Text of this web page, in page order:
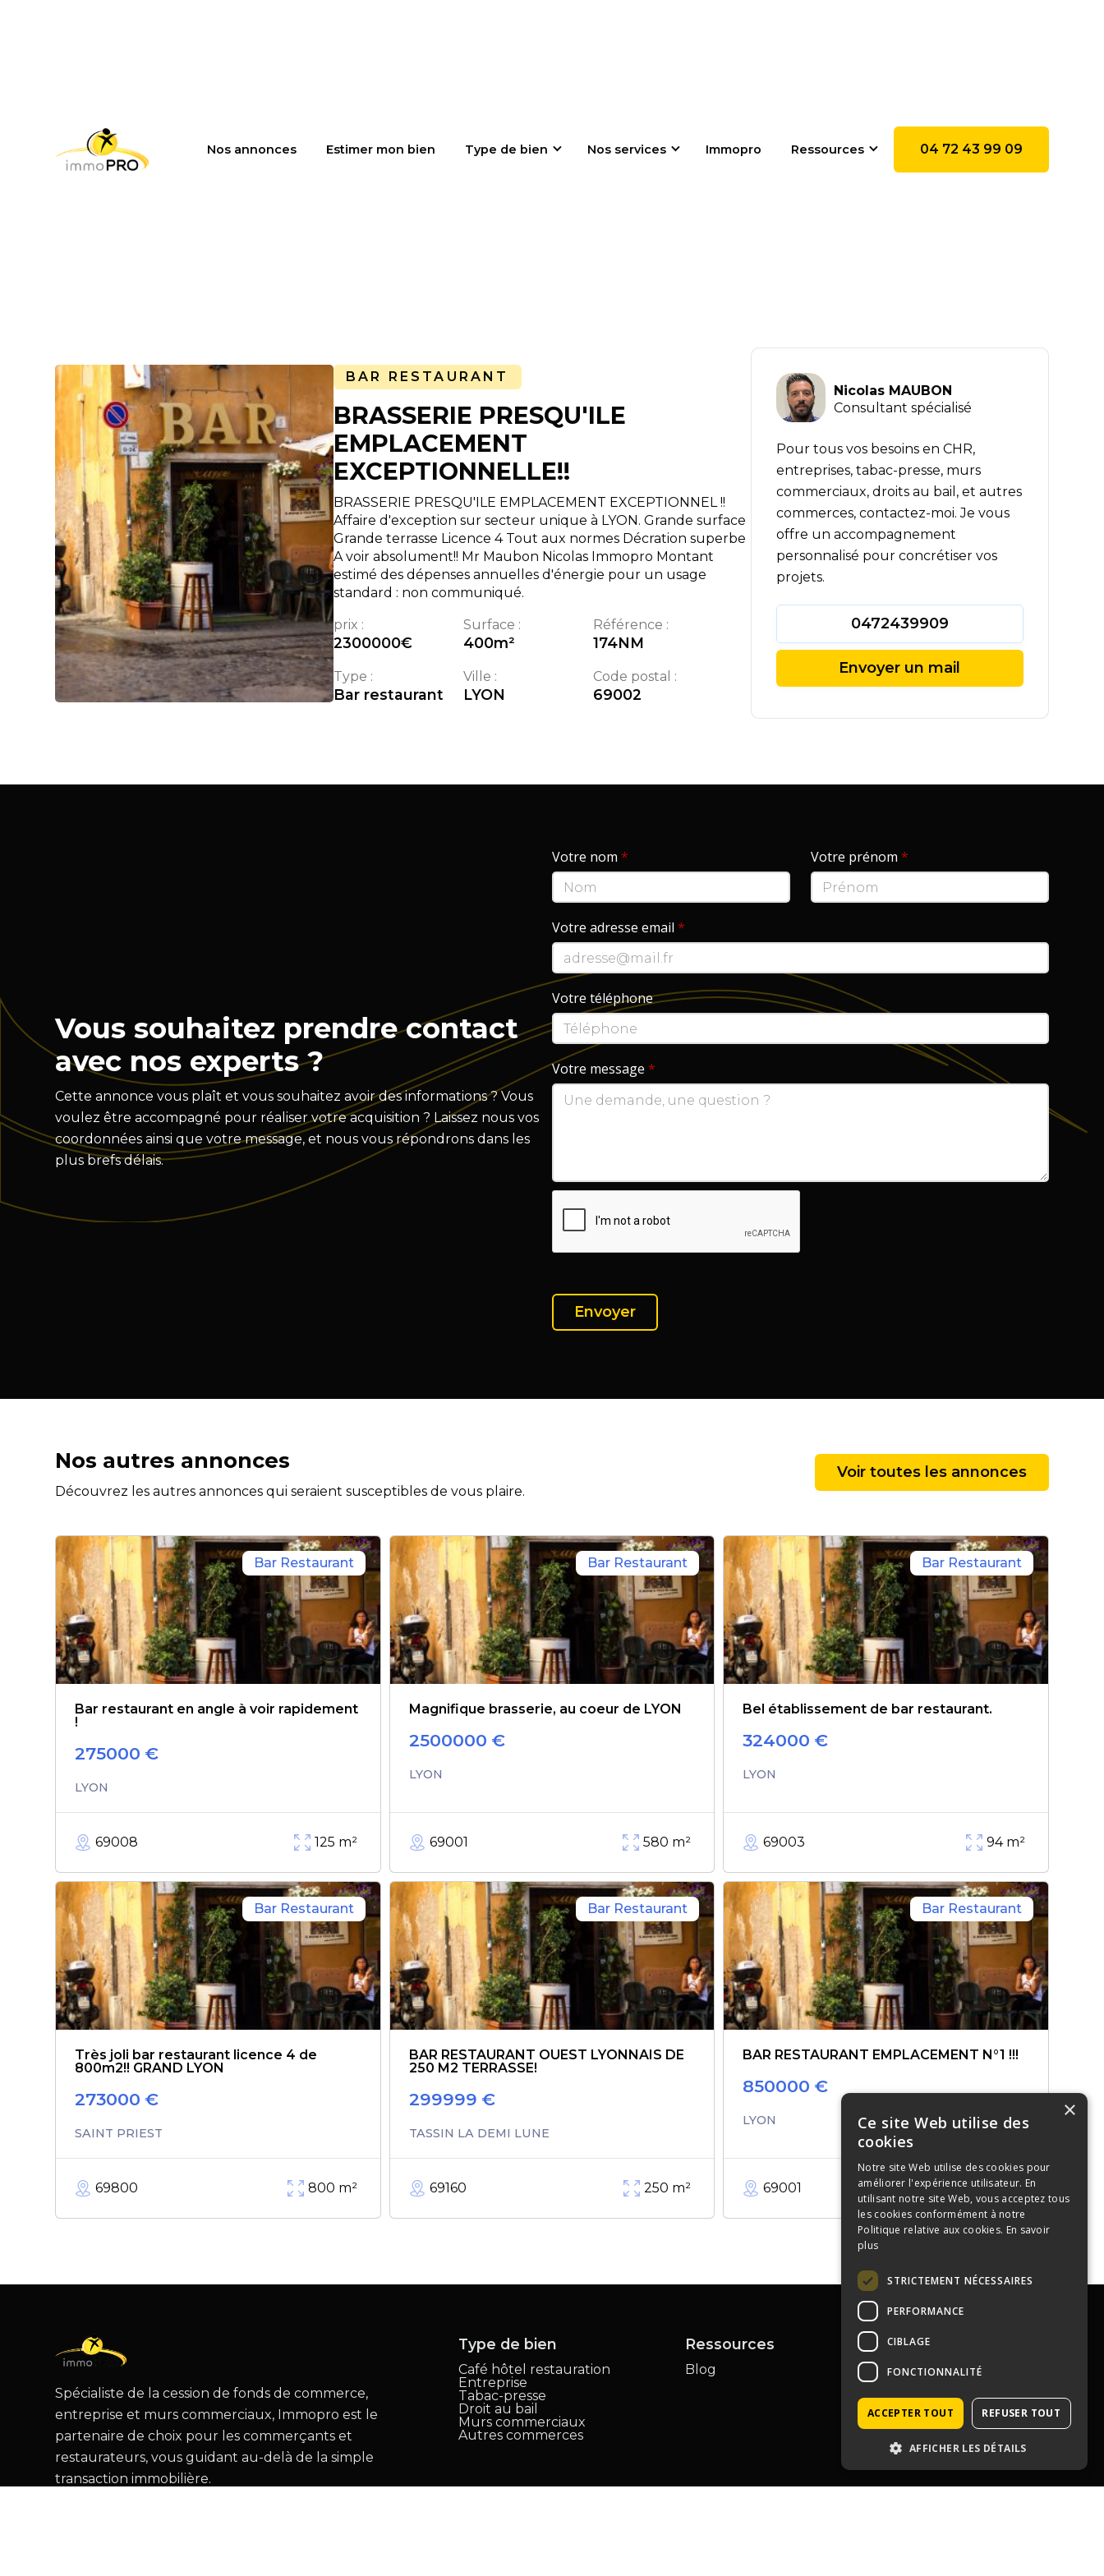
Nos annonces Estimer mon bien Type de bien Nos services Immopro Ressources 04 72 43 99 09
BAR RESTAURANT
BRASSERIE PRESQU'ILE
EMPLACEMENT
EXCEPTIONNELLE!!
BRASSERIE PRESQU'ILE EMPLACEMENT EXCEPTIONNEL !!
Affaire d'exception sur secteur unique à LYON. Grande surface
Grande terrasse Licence 4 Tout aux normes Décration superbe
A voir absolument!! Mr Maubon Nicolas Immopro Montant
estimé des dépenses annuelles d'énergie pour un usage
standard : non communiqué.
prix :
2300000€
Surface :
400m²
Référence :
174NM
Type :
Bar restaurant
Ville :
LYON
Code postal :
69002
Nicolas MAUBON
Consultant spécialisé
Pour tous vos besoins en CHR,
entreprises, tabac-presse, murs
commerciaux, droits au bail, et autres
commerces, contactez-moi. Je vous
offre un accompagnement
personnalisé pour concrétiser vos
projets.
0472439909
Envoyer un mail
Vous souhaitez prendre contact
avec nos experts ?
Cette annonce vous plaît et vous souhaitez avoir des informations ? Vous
voulez être accompagné pour réaliser votre acquisition ? Laissez nous vos
coordonnées ainsi que votre message, et nous vous répondrons dans les
plus brefs délais.
Votre nom * Votre prénom *
Votre adresse email *
Votre téléphone
Votre message *
Nos autres annonces
Découvrez les autres annonces qui seraient susceptibles de vous plaire.
Voir toutes les annonces
Bar Restaurant
Bar restaurant en angle à voir rapidement
!
275000 €
LYON
69008 125 m²
Bar Restaurant
Magnifique brasserie, au coeur de LYON
2500000 €
LYON
69001 580 m²
Bar Restaurant
Bel établissement de bar restaurant.
324000 €
LYON
69003 94 m²
Bar Restaurant
Très joli bar restaurant licence 4 de
800m2!! GRAND LYON
273000 €
SAINT PRIEST
69800 800 m²
Bar Restaurant
BAR RESTAURANT OUEST LYONNAIS DE
250 M2 TERRASSE!
299999 €
TASSIN LA DEMI LUNE
69160 250 m²
Bar Restaurant
BAR RESTAURANT EMPLACEMENT N°1 !!!
850000 €
LYON
69001 210 m²
Spécialiste de la cession de fonds de commerce,
entreprise et murs commerciaux, Immopro est le
partenaire de choix pour les commerçants et
restaurateurs, vous guidant au-delà de la simple
transaction immobilière.
Type de bien
Café hôtel restauration
Entreprise
Tabac-presse
Droit au bail
Murs commerciaux
Autres commerces
Ressources
Blog
Contactez-nous
04 72 43 99 09
contact@immoprolyon.fr
Contact
134 cours Lafayette 69003
Lyon
×
Ce site Web utilise des
cookies
Notre site Web utilise des cookies pour
améliorer l'expérience utilisateur. En
utilisant notre site Web, vous acceptez tous
les cookies conformément à notre
Politique relative aux cookies. En savoir
plus
STRICTEMENT NÉCESSAIRES
PERFORMANCE
CIBLAGE
FONCTIONNALITÉ
ACCEPTER TOUT REFUSER TOUT
AFFICHER LES DÉTAILS